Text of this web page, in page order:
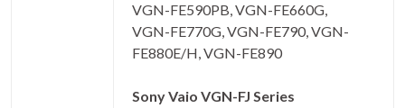
VGN-FE590PB, VGN-FE660G,
VGN-FE770G, VGN-FE790, VGN-
FE880E/H, VGN-FE890
Sony Vaio VGN-FJ Series